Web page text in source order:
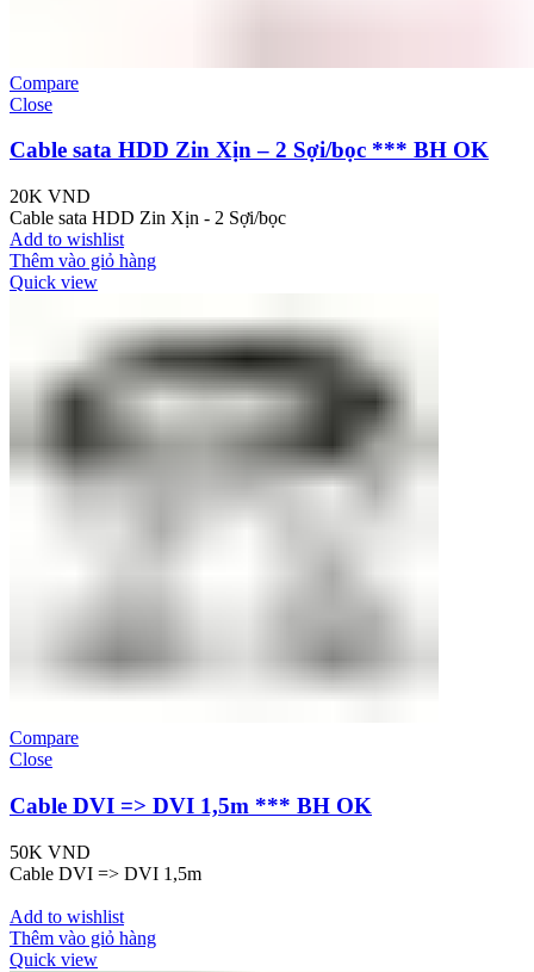
Compare
Close
Cable sata HDD Zin Xịn – 2 Sợi/bọc *** BH OK
20K VND
Cable sata HDD Zin Xịn - 2 Sợi/bọc
Add to wishlist
Thêm vào giỏ hàng
Quick view
Compare
Close
Cable DVI => DVI 1,5m *** BH OK
50K VND
Cable DVI => DVI 1,5m
Add to wishlist
Thêm vào giỏ hàng
Quick view